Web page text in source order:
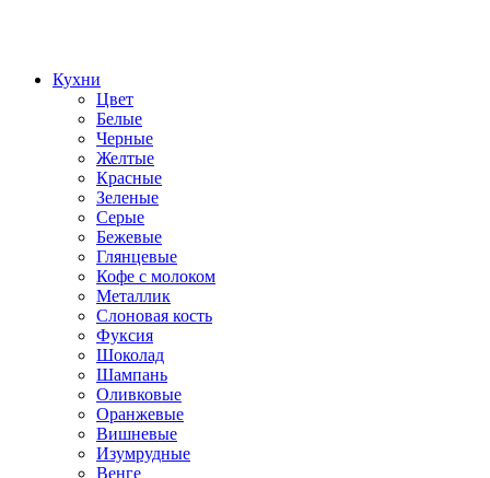
Кухни
Цвет
Белые
Черные
Желтые
Красные
Зеленые
Серые
Бежевые
Глянцевые
Кофе с молоком
Металлик
Слоновая кость
Фуксия
Шоколад
Шампань
Оливковые
Оранжевые
Вишневые
Изумрудные
Венге